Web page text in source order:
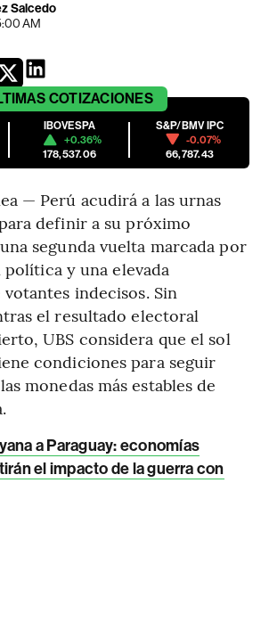
Salcedo
AM
COTIZACIONES
IBOVESPA
+0.36%
178,537.06
S&P/BMV IPC
-0.07%
66,787.43
— Perú acudirá a las urnas
definir a su próximo
segunda vuelta marcada por
y una elevada
indecisos. Sin
el resultado electoral
UBS considera que el sol
condiciones para seguir
monedas más estables de
a Paraguay: economías
el impacto de la guerra con